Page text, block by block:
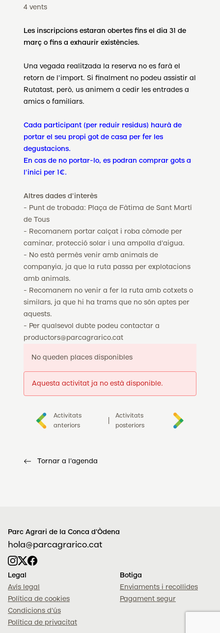
Activitats
anteriors
Activitats
posteriors
Tornar a l'agenda
Aquesta activitat ja no està disponible.
4 vents
Les inscripcions estaran obertes fins el dia 31 de
març o fins a exhaurir existències.
Una vegada realitzada la reserva no es farà el
retorn de l'import. Si finalment no podeu assistir al
Rutatast, però, us animem a cedir les entrades a
amics o familiars.
Cada participant (per reduir residus) haurà de
portar el seu propi got de casa per fer les
degustacions.
En cas de no portar-lo, es podran comprar gots a
l'inici per 1€.
Altres dades d'interès
- Punt de trobada: Plaça de Fàtima de Sant Martí
de Tous
- Recomanem portar calçat i roba còmode per
caminar, protecció solar i una ampolla d'aigua.
- No està permès venir amb animals de
companyia, ja que la ruta passa per explotacions
amb animals.
- Recomanem no venir a fer la ruta amb cotxets o
similars, ja que hi ha trams que no són aptes per
aquests.
- Per qualsevol dubte podeu contactar a
productors@parcagrarico.cat
No queden places disponibles
Parc Agrari de la Conca d'Òdena
hola@parcagrarico.cat
Legal
Avís legal
Política de cookies
Condicions d'ús
Política de privacitat
Botiga
Enviaments i recollides
Pagament segur